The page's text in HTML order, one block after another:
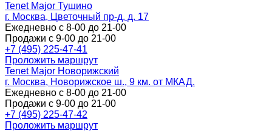
Tenet Major Тушино
г. Москва, Цветочный пр-д, д. 17
Ежедневно с 8-00 до 21-00
Продажи с 9-00 до 21-00
+7 (495) 225-47-41
Проложить маршрут
Tenet Major Новорижский
г. Москва, Новорижское ш., 9 км. от МКАД.
Ежедневно с 8-00 до 21-00
Продажи с 9-00 до 21-00
+7 (495) 225-47-42
Проложить маршрут